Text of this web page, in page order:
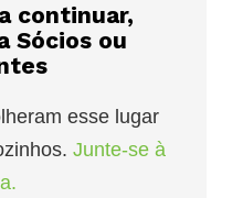
continuar,
Sócios ou
esse lugar
Junte-se à